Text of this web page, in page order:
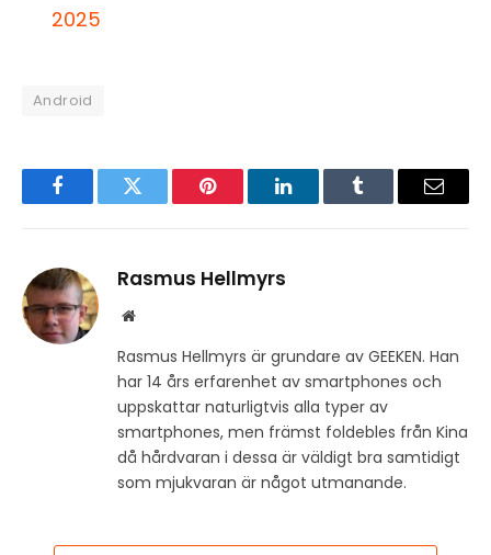
2025
Android
FacebookTwitter Pinterest LinkedInTumblr Email
Rasmus Hellmyrs
Website
Rasmus Hellmyrs är grundare av GEEKEN. Han
har 14 års erfarenhet av smartphones och
uppskattar naturligtvis alla typer av
smartphones, men främst foldebles från Kina
då hårdvaran i dessa är väldigt bra samtidigt
som mjukvaran är något utmanande.